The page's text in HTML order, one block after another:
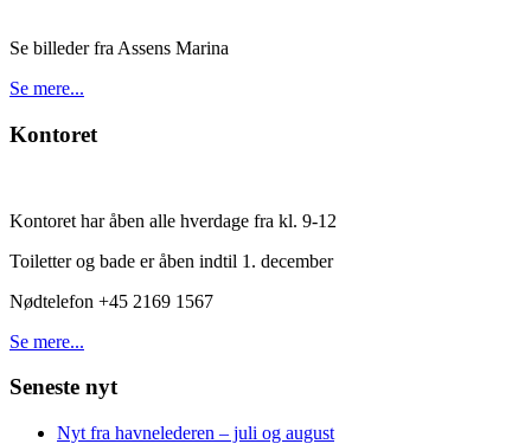
Se billeder fra Assens Marina
Se mere...
Kontoret
Kontoret har åben alle hverdage fra kl. 9-12
Toiletter og bade er åben indtil 1. december
Nødtelefon +45 2169 1567
Se mere...
Seneste nyt
Nyt fra havnelederen – juli og august